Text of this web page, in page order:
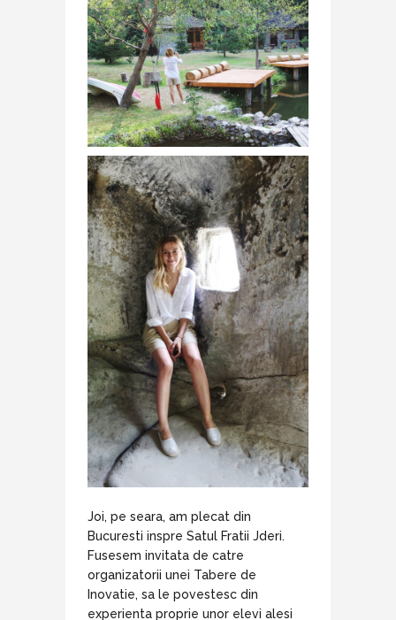
Joi, pe seara, am plecat din
Bucuresti inspre Satul Fratii Jderi.
Fusesem invitata de catre
organizatorii unei Tabere de
Inovatie, sa le povestesc din
experienta proprie unor elevi alesi